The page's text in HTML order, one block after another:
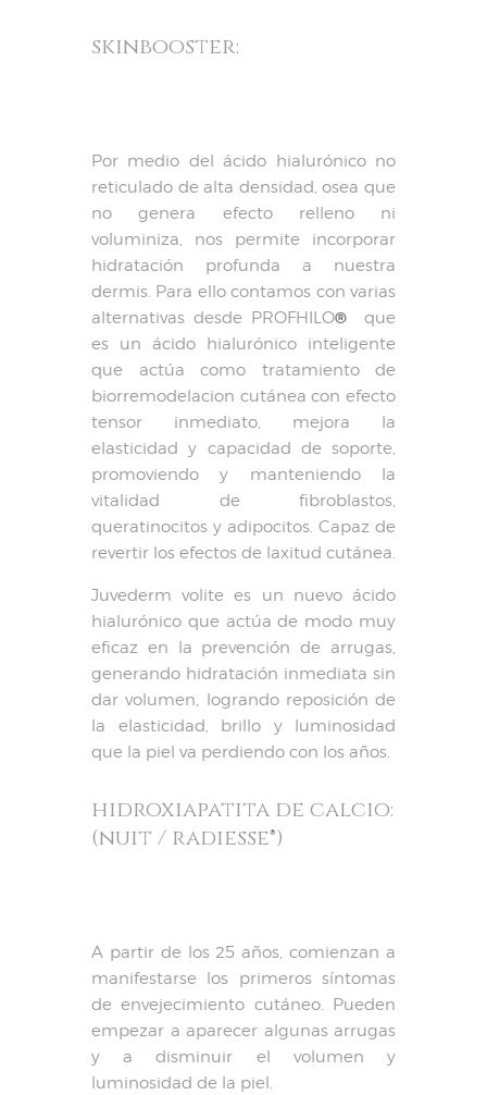
skinbooster:
Por medio del ácido hialurónico no
reticulado de alta densidad, osea que
no genera efecto relleno ni
voluminiza, nos permite incorporar
hidratación profunda a nuestra
dermis. Para ello contamos con varias
alternativas desde PROFHILO® que
es un ácido hialurónico inteligente
que actúa como tratamiento de
biorremodelacion cutánea con efecto
tensor inmediato, mejora la
elasticidad y capacidad de soporte,
promoviendo y manteniendo la
vitalidad de fibroblastos,
queratinocitos y adipocitos. Capaz de
revertir los efectos de laxitud cutánea.
Juvederm volite es un nuevo ácido
hialurónico que actúa de modo muy
eficaz en la prevención de arrugas,
generando hidratación inmediata sin
dar volumen, logrando reposición de
la elasticidad, brillo y luminosidad
que la piel va perdiendo con los años.
hidroxiapatita de calcio:
(nuit / radiesse®)
A partir de los 25 años, comienzan a
manifestarse los primeros síntomas
de envejecimiento cutáneo. Pueden
empezar a aparecer algunas arrugas
y a disminuir el volumen y
luminosidad de la piel.